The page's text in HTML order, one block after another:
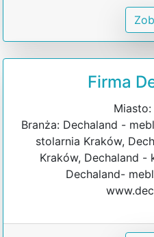
Firma
Branża: Dechaland -
stolarnia Kraków,
Kraków, Dechaland -
Dechaland-